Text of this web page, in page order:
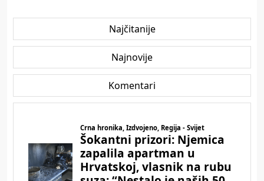
Najčitanije
Najnovije
Komentari